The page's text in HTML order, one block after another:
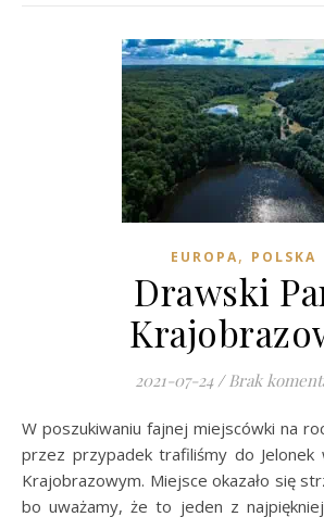
EUROPA, POLSKA
Drawski
2021-07-24 / Brak
W poszukiwaniu fajnej miejscówki na rocznicę ślubu, trochę
przez przypadek trafiliśmy do Jelonek
Krajobrazowym. Miejsce okazało się
bo uważamy, że to jeden z